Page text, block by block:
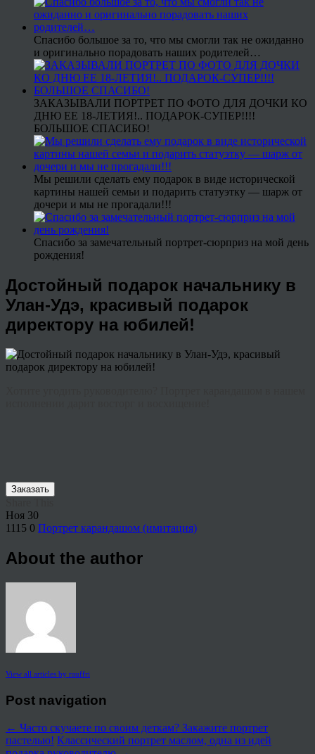
Спасибо большое за то, что мы смогли так не ожиданно
и оригинально порадовать наших родителей…
ЗАКАЗЫВАЛИ ПОРТРЕТ ПО ФОТО ДЛЯ ДОЧКИ КО
ДНЮ ЕЕ 18-ЛЕТИЯ!.. ПОДАРОК-СУПЕР!!!!
БОЛЬШОЕ СПАСИБО!
Мы решили сделать ему подарок в виде исторической
картины нашей семьи и подарить статуэтку — шарж от
дочери и мы не прогадали!!!
Спасибо за замечательный портрет-сюрприз на мой день
рождения!
Достойный подарок начальнику в
Улан-Удэ, красивый подарок
директору на юбилей!
Заказать
Ноя 30
1115 0 Портрет карандашом (имитация)
About the author
View all articles by rauffri
Post navigation
← Часто скучаете по своим деткам? Закажите портрет
пастелью! Классический портрет маслом, одна из идей